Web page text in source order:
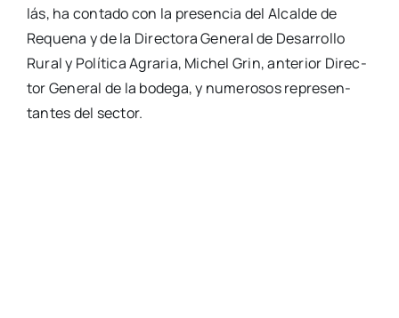
lás, ha con­ta­do con la pre­sen­cia del Alcal­de de
Reque­na y de la Direc­to­ra Gene­ral de Desa­rro­llo
Rural y Polí­ti­ca Agra­ria, Michel Grin, ante­rior Direc­
tor Gene­ral de la bode­ga, y nume­ro­sos repre­sen­
tan­tes del sec­tor.